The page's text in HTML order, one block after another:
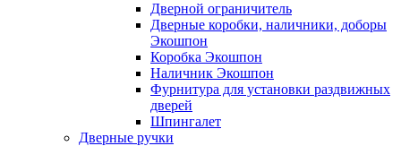
Дверной ограничитель
Дверные коробки, наличники, доборы
Экошпон
Коробка Экошпон
Наличник Экошпон
Фурнитура для установки раздвижных
дверей
Шпингалет
Дверные ручки